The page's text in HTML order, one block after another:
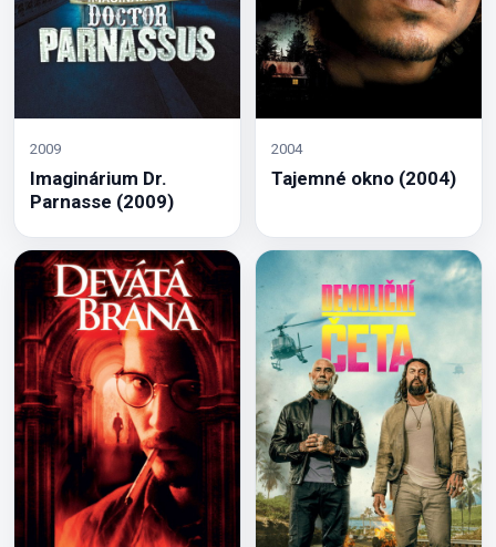
2009
Imaginárium Dr.
Parnasse (2009)
2004
Tajemné okno (2004)